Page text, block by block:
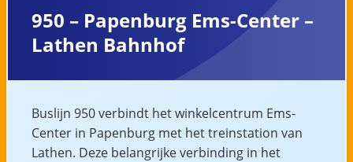
950 – Papenburg Ems-Center –
Lathen Bahnhof
Buslijn 950 verbindt het winkelcentrum Ems-
Center in Papenburg met het treinstation van
Lathen. Deze belangrijke verbinding in het